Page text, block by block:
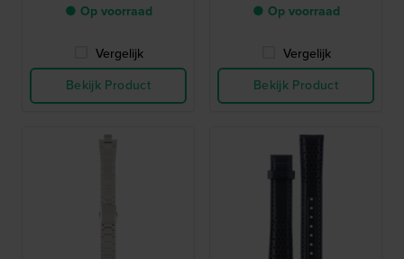
● Op voorraad
Vergelijk
Bekijk Product
● Op voorraad
Vergelijk
Bekijk Product